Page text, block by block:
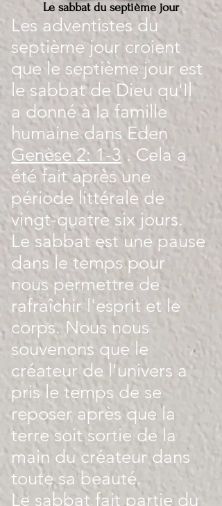
Le sabbat du septième jour
Les adventistes du
septième jour croient
que le septième jour est
le sabbat de Dieu qu'Il
a donné à la famille
humaine dans Eden
Genèse 2: 1-3 . Cela a
été fait après une
période littérale de
vingt-quatre six jours.
Le sabbat est une pause
dans le temps pour
nous permettre de
rafraîchir l'esprit et le
corps. Nous nous
souvenons que le
créateur de l'univers a
pris le temps de se
reposer après que la
terre soit sortie de la
main du créateur dans
toute sa beauté.
Le sabbat fait partie du